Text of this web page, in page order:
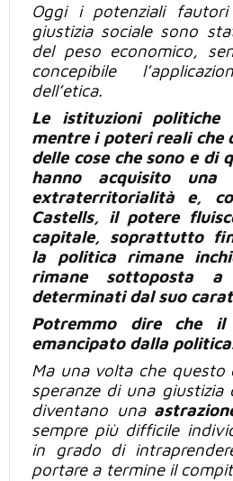
Oggi i potenziali
giustizia sociale sono
del peso economico,
concepibile
dell’etica.
Le istituzioni politiche
mentre i poteri reali che
delle cose che sono e di
hanno acquisito
extraterritorialità e,
Castells, il potere
capitale, soprattutto
la politica rimane
rimane sottoposta
determinati dal suo
Potremmo dire che
emancipato dalla
Ma una volta che
speranze di una giustizia
diventano una
sempre più difficile
in grado di
portare a termine il